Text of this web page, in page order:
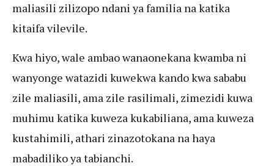
maliasili zilizopo ndani ya familia na katika
kitaifa vilevile.
Kwa hiyo, wale ambao wanaonekana kwamba ni
wanyonge watazidi kuwekwa kando kwa sababu
zile maliasili, ama zile rasilimali, zimezidi kuwa
muhimu katika kuweza kukabiliana, ama kuweza
kustahimili, athari zinazotokana na haya
mabadiliko ya tabianchi.